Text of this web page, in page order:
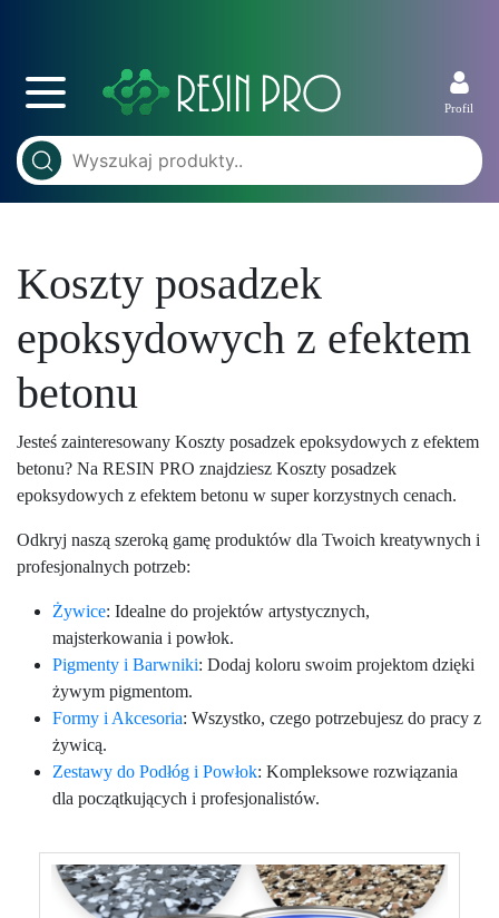
Profil
Koszty posadzek
epoksydowych z efektem
betonu
Jesteś zainteresowany Koszty posadzek epoksydowych z efektem
betonu? Na RESIN PRO znajdziesz Koszty posadzek
epoksydowych z efektem betonu w super korzystnych cenach.
Odkryj naszą szeroką gamę produktów dla Twoich kreatywnych i
profesjonalnych potrzeb:
Żywice: Idealne do projektów artystycznych,
majsterkowania i powłok.
Pigmenty i Barwniki: Dodaj koloru swoim projektom dzięki
żywym pigmentom.
Formy i Akcesoria: Wszystko, czego potrzebujesz do pracy z
żywicą.
Zestawy do Podłóg i Powłok: Kompleksowe rozwiązania
dla początkujących i profesjonalistów.